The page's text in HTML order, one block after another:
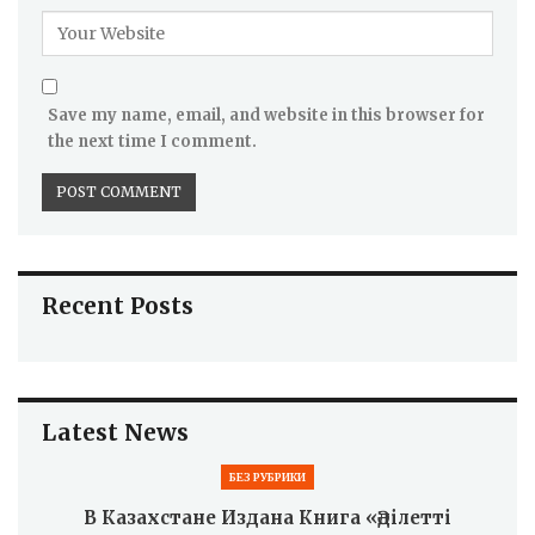
Save my name, email, and website in this browser for
the next time I comment.
Recent Posts
Latest News
БЕЗ РУБРИКИ
В Казахстане Издана Книга «Әділетті